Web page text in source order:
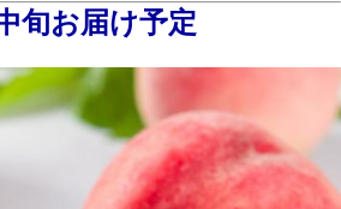
旬お届け予定